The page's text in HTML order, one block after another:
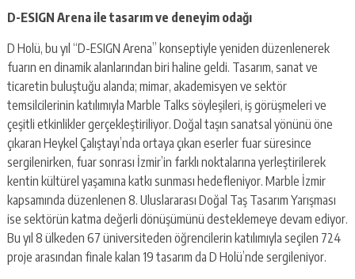
D-ESIGN Arena ile tasarım ve deneyim odağı
D Holü, bu yıl “D-ESIGN Arena” konseptiyle yeniden düzenlenerek
fuarın en dinamik alanlarından biri haline geldi. Tasarım, sanat ve
ticaretin buluştuğu alanda; mimar, akademisyen ve sektör
temsilcilerinin katılımıyla Marble Talks söyleşileri, iş görüşmeleri ve
çeşitli etkinlikler gerçekleştiriliyor. Doğal taşın sanatsal yönünü öne
çıkaran Heykel Çalıştayı’nda ortaya çıkan eserler fuar süresince
sergilenirken, fuar sonrası İzmir’in farklı noktalarına yerleştirilerek
kentin kültürel yaşamına katkı sunması hedefleniyor. Marble İzmir
kapsamında düzenlenen 8. Uluslararası Doğal Taş Tasarım Yarışması
ise sektörün katma değerli dönüşümünü desteklemeye devam ediyor.
Bu yıl 8 ülkeden 67 üniversiteden öğrencilerin katılımıyla seçilen 724
proje arasından finale kalan 19 tasarım da D Holü’nde sergileniyor.